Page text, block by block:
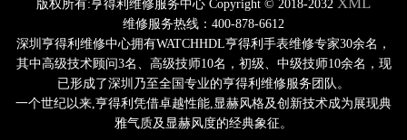
版权所有:亨得利维修服务中心 Copyright © 2018-2032
维修服务热线：400-878-6612
深圳亨得利维修中心拥有WATCHHDL亨得利手表维修专家30余名，
其中高级技术顾问3名、高级技师10名，初级、中级技师10余名，现
已形成了深圳乃至全国专业的亨得利维修服务团队。
一个世纪以来,亨得利凭借卓越性能,显赫风格及创新技术成为展现典
雅气质及显赫风度的经典象征。